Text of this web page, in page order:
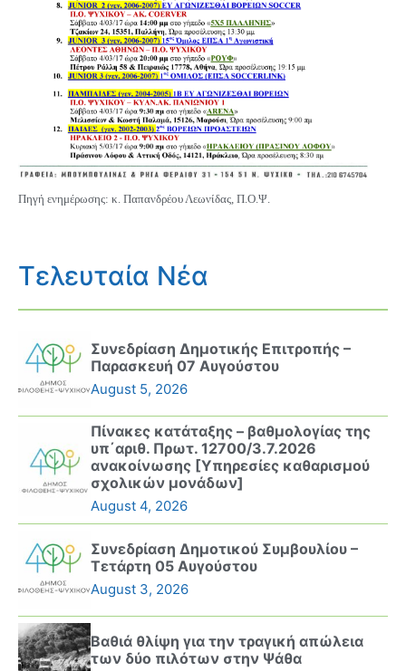
Πηγή ενημέρωσης: κ. Παπανδρέου Λεωνίδας, Π.Ο.Ψ.
Τελευταία Νέα
Συνεδρίαση Δημοτικής Επιτροπής –
Παρασκευή 07 Αυγούστου
August 5, 2026
Πίνακες κατάταξης – βαθμολογίας της
υπ΄αριθ. Πρωτ. 12700/3.7.2026
ανακοίνωσης [Υπηρεσίες καθαρισμού
σχολικών μονάδων]
August 4, 2026
Συνεδρίαση Δημοτικού Συμβουλίου –
Τετάρτη 05 Αυγούστου
August 3, 2026
Βαθιά θλίψη για την τραγική απώλεια
των δύο πιλότων στην Ψάθα